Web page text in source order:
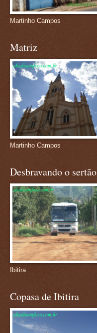
Martinho Campos
Matriz
Martinho Campos
Desbravando o sertão
Ibitira
Copasa de Ibitira